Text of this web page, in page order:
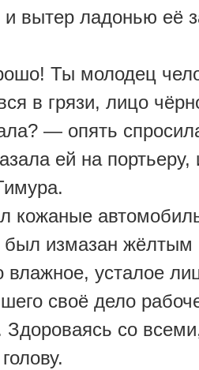
и вытер ладонью её
Ты молодец
в грязи, лицо
— опять
ей на портьеру,
кожаные
был измазан
влажное, усталое
своё дело
Здороваясь со